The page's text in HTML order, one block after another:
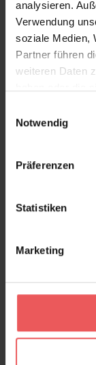
analysieren.
Verwendung
soziale Medien,
Partner führen
weiteren Daten
Notwendig
Präferenzen
Statistiken
Marketing
118,00 €